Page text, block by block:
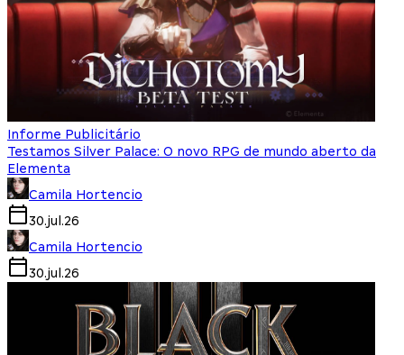
Informe Publicitário
Testamos Silver Palace: O novo RPG de mundo aberto da
Elementa
Camila Hortencio
30.jul.26
Camila Hortencio
30.jul.26